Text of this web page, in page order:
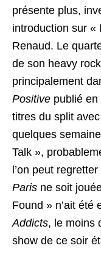
présente plus,
introduction sur «
Renaud. Le
de son heavy
principalement
Positive publié
titres du split
quelques
Talk »,
l’on peut
Paris ne soit
Found » n’ait été
Addicts, le moins
show de ce soir